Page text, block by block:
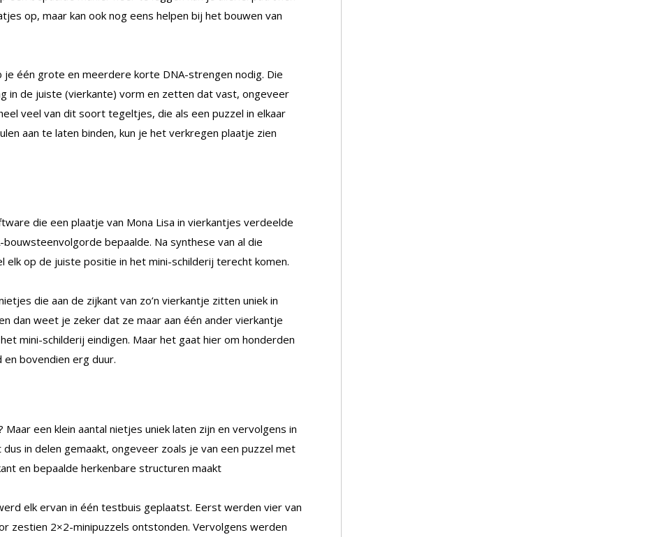
op, maar kan ook nog eens helpen bij het bouwen van
één grote en meerdere korte DNA-strengen nodig. Die
in de juiste (vierkante) vorm en zetten dat vast, ongeveer
veel van dit soort tegeltjes, die als een puzzel in elkaar
aan te laten binden, kun je het verkregen plaatje zien
die een plaatje van Mona Lisa in vierkantjes verdeelde
bepaalde. Na synthese van al die
op de juiste positie in het mini-schilderij terecht komen.
die aan de zijkant van zo’n vierkantje zitten uniek in
dan weet je zeker dat ze maar aan één ander vierkantje
mini-schilderij eindigen. Maar het gaat hier om honderden
en bovendien erg duur.
een klein aantal nietjes uniek laten zijn en vervolgens in
in delen gemaakt, ongeveer zoals je van een puzzel met
en bepaalde herkenbare structuren maakt
elk ervan in één testbuis geplaatst. Eerst werden vier van
zestien 2×2-minipuzzels ontstonden. Vervolgens werden